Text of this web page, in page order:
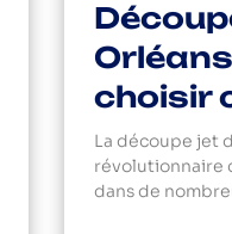
choisir
La découpe jet
révolutionnaire
dans de